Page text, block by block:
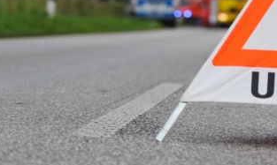
KULTUR
Billie Eilish Lässt Berlin
Ausflippen